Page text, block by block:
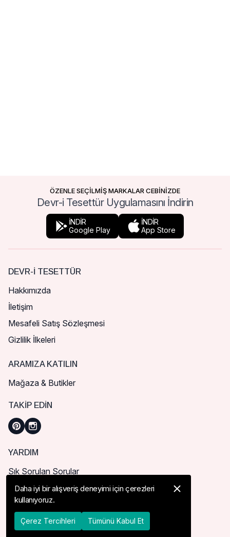
ÖZENLE SEÇİLMİŞ MARKALAR CEBİNİZDE
Devr-i Tesettür Uygulamasını İndirin
İNDİR
Google Play
İNDİR
App Store
DEVR-I TESETTÜR
Hakkımızda
İletişim
Mesafeli Satış Sözleşmesi
Gizlilik İlkeleri
ARAMIZA KATILIN
Mağaza & Butikler
TAKIP EDIN
YARDIM
Sık Sorulan Sorular
Nasıl Sipariş Verebilirim?
Kargo ve Teslimat
İade, İptal ve Değişim
Daha iyi bir alışveriş deneyimi için çerezleri
kullanıyoruz.
Çerez Tercihleri Tümünü Kabul Et